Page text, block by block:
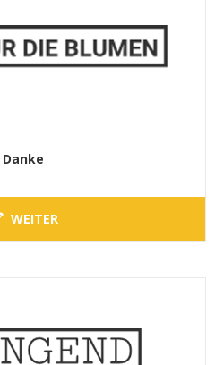
Danke
WEITER